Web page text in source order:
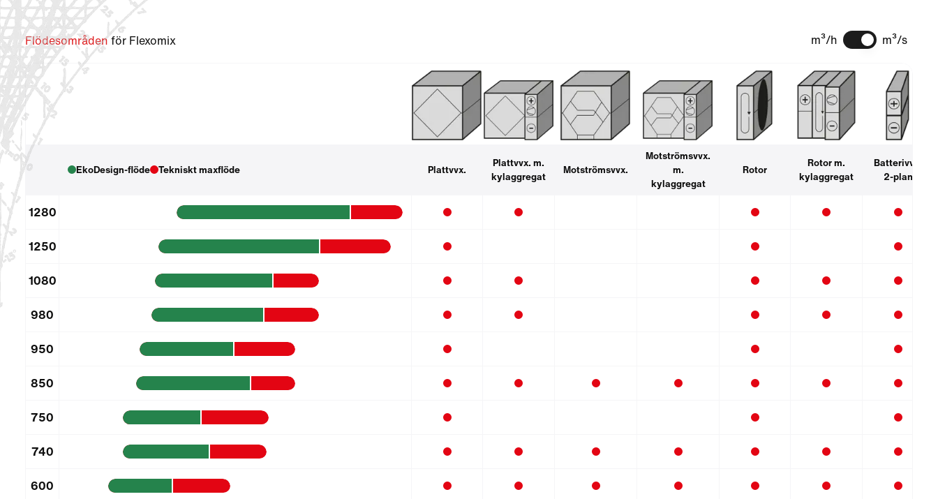
Flödesområdenför Flexomix m³/h m³/s
EkoDesign-flöde Tekniskt maxflöde Plattvvx.
Plattvvx. m.
kylaggregat
Motströmsvvx.
Motströmsvvx.
m.
kylaggregat
Rotor
Rotor m.
kylaggregat
Batterivvx.
2-plan
1280
1250
1080
980
950
850
750
740
600